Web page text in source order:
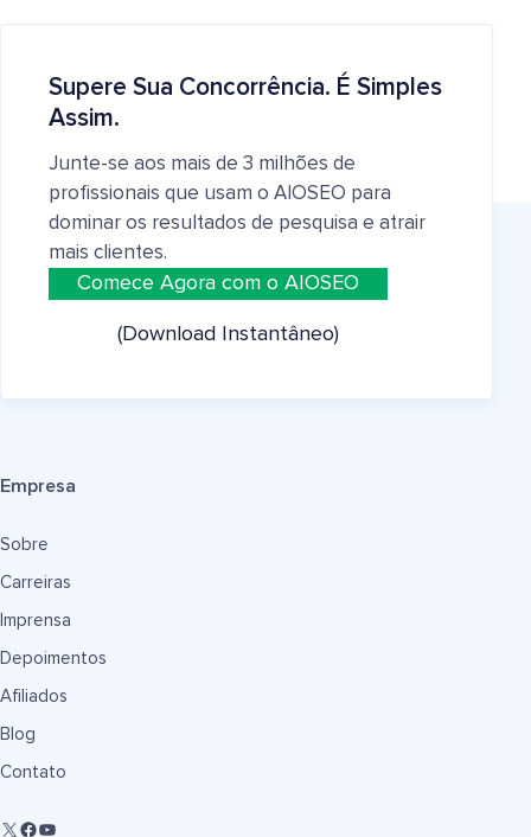
Supere Sua Concorrência. É Simples
Assim.
Junte-se aos mais de 3 milhões de
profissionais que usam o AIOSEO para
dominar os resultados de pesquisa e atrair
mais clientes.
Comece Agora com o AIOSEO
(Download Instantâneo)
Empresa
Sobre
Carreiras
Imprensa
Depoimentos
Afiliados
Blog
Contato